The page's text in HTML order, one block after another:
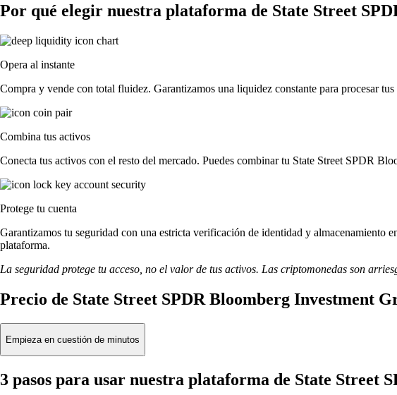
Por qué elegir nuestra plataforma de State Street
Opera al instante
Compra y vende con total fluidez. Garantizamos una liquidez constante para procesar
Combina tus activos
Conecta tus activos con el resto del mercado. Puedes combinar tu State Street SPDR
Protege tu cuenta
Garantizamos tu seguridad con una estricta verificación de identidad y
plataforma.
La seguridad protege tu acceso, no el valor de tus activos. Las criptomonedas son
Precio de State Street SPDR Bloomberg Investment
Empieza en cuestión de minutos
3 pasos para usar nuestra plataforma de State Street